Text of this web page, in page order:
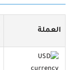
العملة